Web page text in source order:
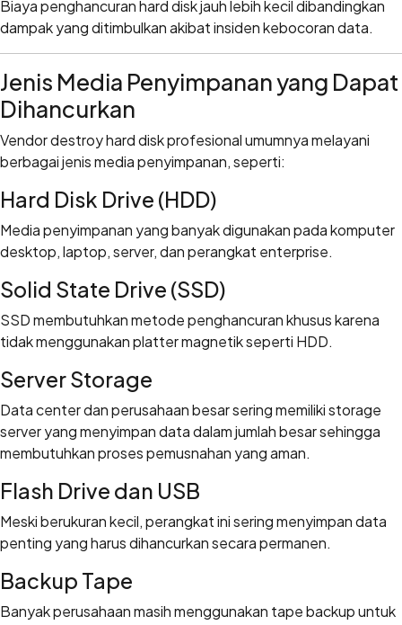
Biaya penghancuran hard disk jauh lebih kecil dibandingkan
dampak yang ditimbulkan akibat insiden kebocoran data.
Jenis Media Penyimpanan yang Dapat
Dihancurkan
Vendor destroy hard disk profesional umumnya melayani
berbagai jenis media penyimpanan, seperti:
Hard Disk Drive (HDD)
Media penyimpanan yang banyak digunakan pada komputer
desktop, laptop, server, dan perangkat enterprise.
Solid State Drive (SSD)
SSD membutuhkan metode penghancuran khusus karena
tidak menggunakan platter magnetik seperti HDD.
Server Storage
Data center dan perusahaan besar sering memiliki storage
server yang menyimpan data dalam jumlah besar sehingga
membutuhkan proses pemusnahan yang aman.
Flash Drive dan USB
Meski berukuran kecil, perangkat ini sering menyimpan data
penting yang harus dihancurkan secara permanen.
Backup Tape
Banyak perusahaan masih menggunakan tape backup untuk